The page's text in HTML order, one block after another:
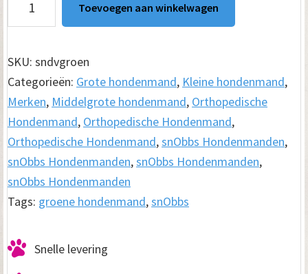
Orthopedische
Denver
Groen
aantal
Toevoegen aan winkelwagen
SKU: sndvgroen
Categorieën: Grote hondenmand, Kleine hondenmand,
Merken, Middelgrote hondenmand, Orthopedische
Hondenmand, Orthopedische Hondenmand,
Orthopedische Hondenmand,snObbs Hondenmanden,
snObbs Hondenmanden,snObbs Hondenmanden,
snObbs Hondenmanden
Tags: groene hondenmand,snObbs
Snelle levering